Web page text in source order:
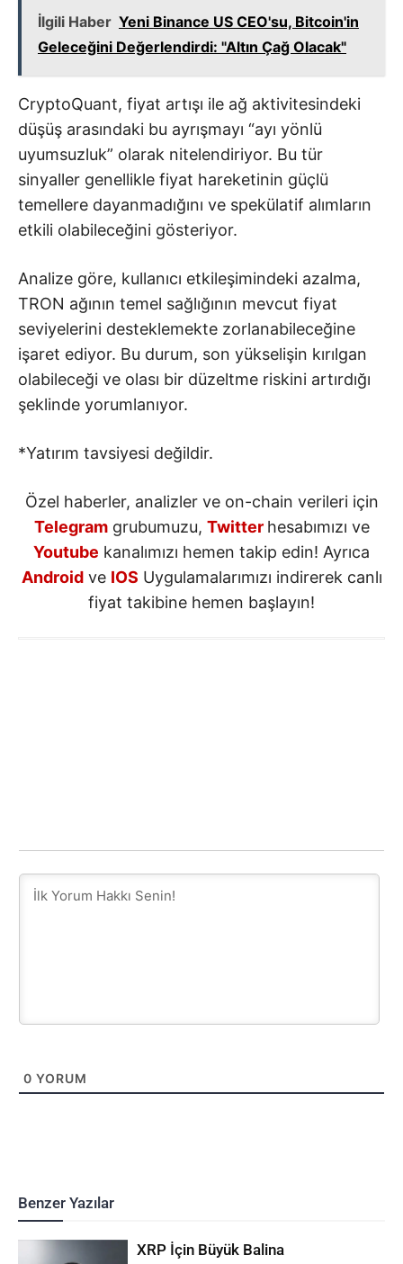
İlgili Haber Yeni Binance US CEO'su, Bitcoin'in
Geleceğini Değerlendirdi: "Altın Çağ Olacak"
CryptoQuant, fiyat artışı ile ağ aktivitesindeki
düşüş arasındaki bu ayrışmayı “ayı yönlü
uyumsuzluk” olarak nitelendiriyor. Bu tür
sinyaller genellikle fiyat hareketinin güçlü
temellere dayanmadığını ve spekülatif alımların
etkili olabileceğini gösteriyor.
Analize göre, kullanıcı etkileşimindeki azalma,
TRON ağının temel sağlığının mevcut fiyat
seviyelerini desteklemekte zorlanabileceğine
işaret ediyor. Bu durum, son yükselişin kırılgan
olabileceği ve olası bir düzeltme riskini artırdığı
şeklinde yorumlanıyor.
*Yatırım tavsiyesi değildir.
Özel haberler, analizler ve on-chain verileri için
Telegramgrubumuzu, Twitter hesabımızı ve
Youtube kanalımızı hemen takip edin! Ayrıca
Androidve IOS Uygulamalarımızı indirerek canlı
fiyat takibine hemen başlayın!
0 YORUM
Benzer Yazılar
XRP İçin Büyük Balina